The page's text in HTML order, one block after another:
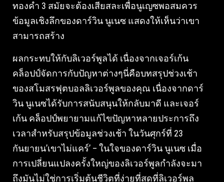
ทองคำ 3 สมัยจะต้องเสียสละเพื่อนูเญซพอสมควร
ข้อมูลเชิงลึกของดาร์วิน นูเนซ แสดงให้เห็นว่าเขา
สามารถสร้าง
ผลกระทบให้กับลิเวอร์พูลได้ เนื่องจากเจอร์เก้น
คล็อปป์จัดการกับปัญหาต่างๆนี่คือบทสรุปช่วงเช้า
ของสโมสรฟุตบอลลิเวอร์พูลของคุณ เนื่องจากดาร์
วิน นูเนซได้รับการสนับสนุนให้กลับมาดี และเจอร์
เก้น คล็อปป์พยายามแก้ไขปัญหาหลายประการถึง
เวลาสำหรับสรุปข้อมูลช่วงเช้า ในวันศุกร์ที่ 23
กันยายน’เขาไม่แคร์’ – ในใจของดาร์วิน นูเนซ เมื่อ
การเปลี่ยนแปลงครั้งใหญ่ของลิเวอร์พูลกำลังจะมา
ถึงมันไม่ใช่การเริ่มต้นชีวิตที่ง่ายที่สุดที่ลิเวอร์พูล